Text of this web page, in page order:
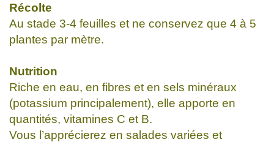
Récolte
Au stade 3-4 feuilles et ne conservez que 4 à 5
plantes par mètre.
Nutrition
Riche en eau, en fibres et en sels minéraux
(potassium principalement), elle apporte en
quantités, vitamines C et B.
Vous l’apprécierez en salades variées et